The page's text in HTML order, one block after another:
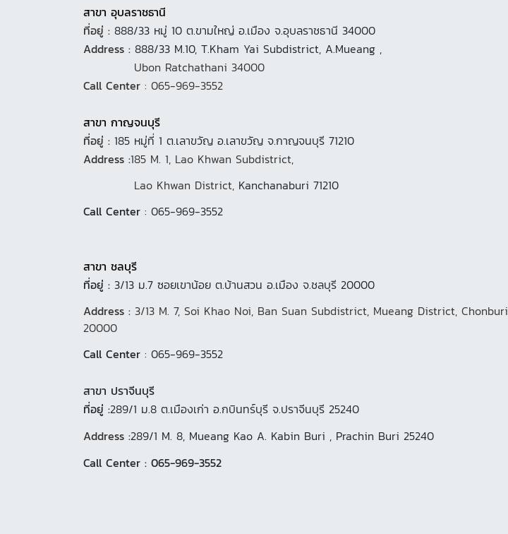
สาขา อุบลราชธานี
ที่อยู่ : 888/33 หมู่ 10 ต.ขามใหญ่ อ.เมือง จ.อุบลราชธานี 34000
Address : 888/33 M.10, T.Kham Yai Subdistrict, A.Mueang ,
Ubon Ratchathani 34000
Call Center : 065-969-3552
สาขา กาญจนบุรี
ที่อยู่ : 185 หมู่ที่ 1 ต.เลาขวัญ อ.เลาขวัญ จ.กาญจนบุรี 71210
Address :185 M. 1, Lao Khwan Subdistrict,
Lao Khwan District, Kanchanaburi 71210
Call Center : 065-969-3552
สาขา ชลบุรี
ที่อยู่ : 3/13 ม.7 ซอยเขาน้อย ต.บ้านสวน อ.เมือง จ.ชลบุรี 20000
Address : 3/13 M. 7, Soi Khao Noi, Ban Suan Subdistrict, Mueang District, Chonburi
20000
Call Center : 065-969-3552
สาขา ปราจีนบุรี
ที่อยู่ :289/1 ม.8 ต.เมืองเก่า อ.กบินทร์บุรี จ.ปราจีนบุรี 25240
Address :289/1 M. 8, Mueang Kao A. Kabin Buri , Prachin Buri 25240
Call Center : 065-969-3552